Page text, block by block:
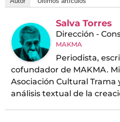
Salva Torres
Dirección -
MAKMA
Periodista,
cofundador de MAKMA.
Asociación Cultural Trama
análisis textual de la